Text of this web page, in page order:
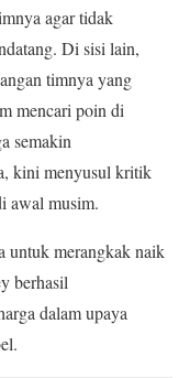
agar tidak
Di sisi lain,
timnya yang
mencari poin di
semakin
kini menyusul kritik
awal musim.
untuk merangkak naik
berhasil
dalam upaya